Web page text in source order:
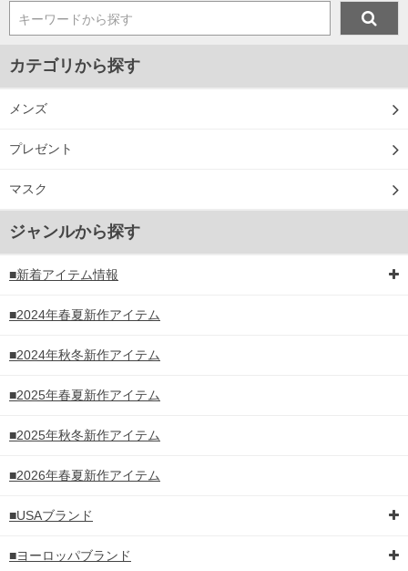
キーワードから探す
カテゴリから探す
メンズ
プレゼント
マスク
ジャンルから探す
■新着アイテム情報
■2024年春夏新作アイテム
■2024年秋冬新作アイテム
■2025年春夏新作アイテム
■2025年秋冬新作アイテム
■2026年春夏新作アイテム
■USAブランド
■ヨーロッパブランド